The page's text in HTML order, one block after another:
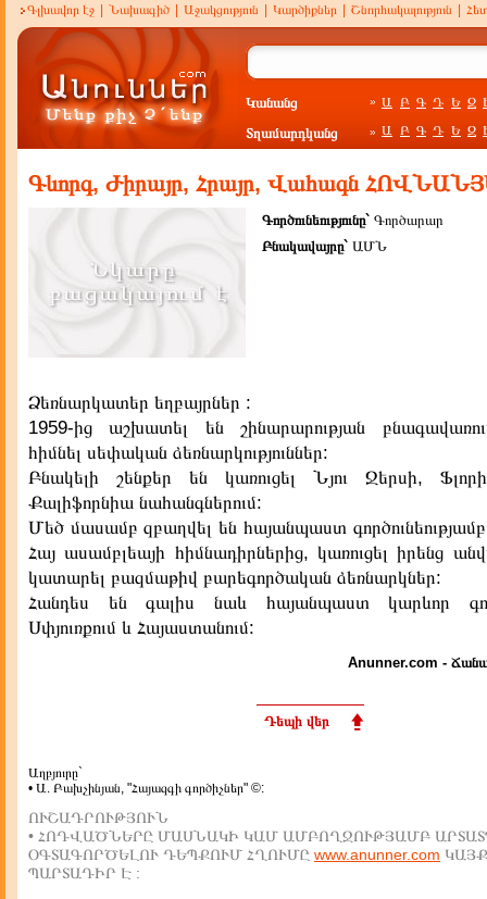
Գլխավոր էջ Նախագիծ Աջակցություն Կարծիքներ Շնորհակալություն
Կանանց » Ա Բ Գ Դ Ե Զ
Տղամարդկանց » Ա Բ Գ Դ Ե Զ
Գևորգ, Ժիրայր, Հրայր, Վահագն
Գործունեությունը` Գործարար
Բնակավայրը` ԱՄՆ
Ձեռնարկատեր եղբայրներ :
1959-ից աշխատել են շինարարության
հիմնել սեփական ձեռնարկություններ:
Բնակելի շենքեր են կառուցել Նյու Ջերսի,
Քալիֆորնիա նահանգներում:
Մեծ մասամբ զբաղվել են հայանպաստ
Հայ ասամբլեայի հիմնադիրներից, կառուցել իրենց
կատարել բազմաթիվ բարեգործական ձեռնարկներ:
Հանդես են գալիս նաև հայանպաստ կարևոր
Սփյուռքում և Հայաստանում:
Anunner.com -
Դեպի վեր
Աղբյուրը`
• Ա. Բախչինյան, "Հայազգի գործիչներ" ©:
ՈՒՇԱԴՐՈՒԹՅՈՒՆ
• ՀՈԴՎԱԾՆԵՐԸ ՄԱՍՆԱԿԻ ԿԱՄ ԱՄԲՈՂՋՈՒԹՅԱՄԲ
ՕԳՏԱԳՈՐԾԵԼՈՒ ԴԵՊՔՈՒՄ ՀՂՈՒՄԸ www.anunner.com
ՊԱՐՏԱԴԻՐ Է :